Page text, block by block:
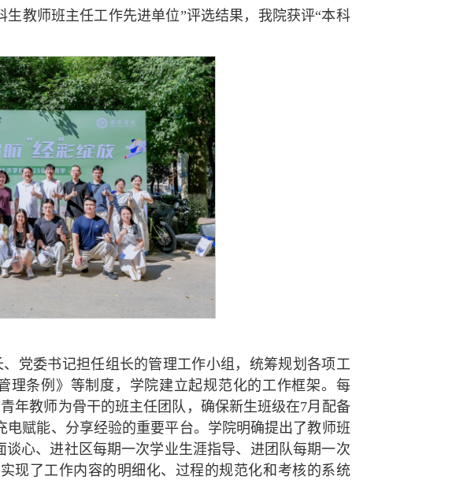
生教师班主任工作先进单位”评选结果，我院获评“本科
党委书记担任组长的管理工作小组，统筹规划各项工
理条例》等制度，学院建立起规范化的工作框架。每
年教师为骨干的班主任团队，确保新生班级在7月配备
赋能、分享经验的重要平台。学院明确提出了教师班
心、进社区每期一次学业生涯指导、进团队每期一次
现了工作内容的明细化、过程的规范化和考核的系统